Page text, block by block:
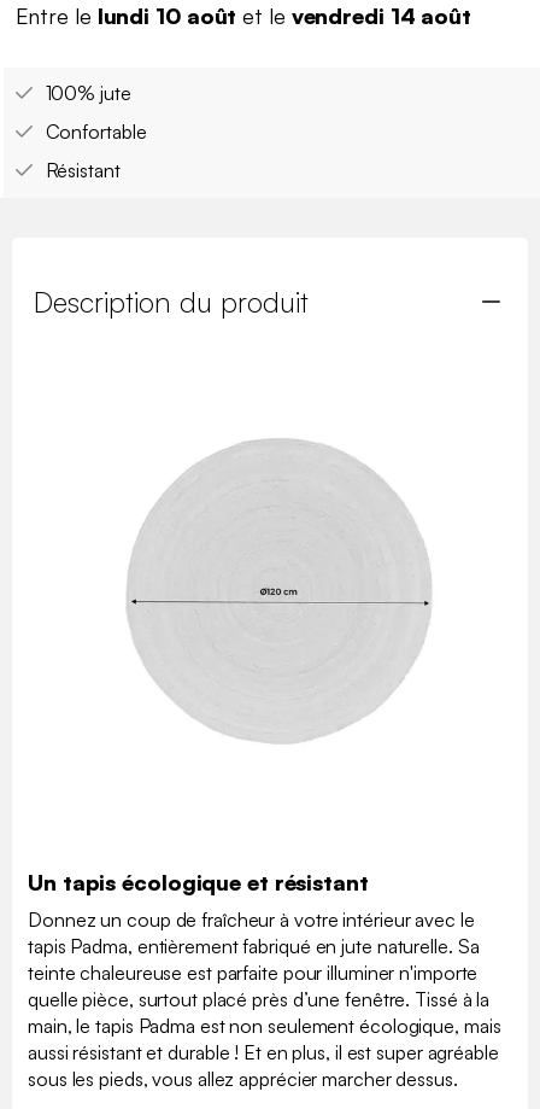
Entre le lundi 10 août et le vendredi 14 août
100% jute
Confortable
Résistant
Description du produit
Un tapis écologique et résistant
Donnez un coup de fraîcheur à votre intérieur avec le
tapis Padma, entièrement fabriqué en jute naturelle. Sa
teinte chaleureuse est parfaite pour illuminer n'importe
quelle pièce, surtout placé près d’une fenêtre. Tissé à la
main, le tapis Padma est non seulement écologique, mais
aussi résistant et durable ! Et en plus, il est super agréable
sous les pieds, vous allez apprécier marcher dessus.